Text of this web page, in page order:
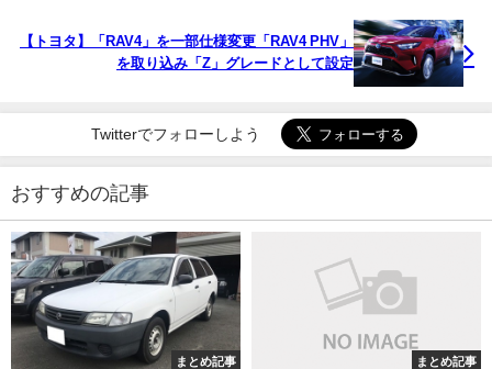
【トヨタ】「RAV4」を一部仕様変更「RAV4 PHV」
を取り込み「Z」グレードとして設定
Twitterでフォローしよう
おすすめの記事
まとめ記事 まとめ記事